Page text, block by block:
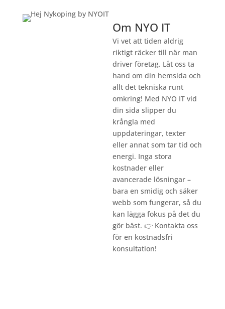
Om NYO IT
Vi vet att tiden aldrig
riktigt räcker till när man
driver företag. Låt oss ta
hand om din hemsida och
allt det tekniska runt
omkring! Med NYO IT vid
din sida slipper du
krångla med
uppdateringar, texter
eller annat som tar tid och
energi. Inga stora
kostnader eller
avancerade lösningar –
bara en smidig och säker
webb som fungerar, så du
kan lägga fokus på det du
gör bäst. 👉 Kontakta oss
för en kostnadsfri
konsultation!